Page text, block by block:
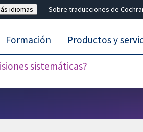
idiomas Sobre traducciones de
sistemáticas?
Formación Productos y